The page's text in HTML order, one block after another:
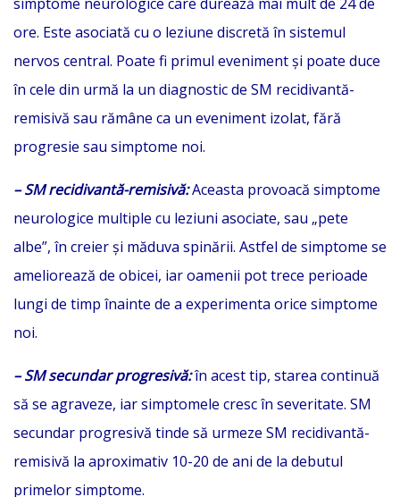
ore. Este asociată cu o leziune discretă în sistemul
nervos central. Poate fi primul eveniment și poate duce
în cele din urmă la un diagnostic de SM recidivantă-
remisivă sau rămâne ca un eveniment izolat, fără
progresie sau simptome noi.
– SM recidivantă-remisivă:Aceasta provoacă simptome
neurologice multiple cu leziuni asociate, sau „pete
albe”, în creier și măduva spinării. Astfel de simptome se
ameliorează de obicei, iar oamenii pot trece perioade
lungi de timp înainte de a experimenta orice simptome
noi.
– SM secundar progresivă:în acest tip, starea continuă
să se agraveze, iar simptomele cresc în severitate. SM
secundar progresivă tinde să urmeze SM recidivantă-
remisivă la aproximativ 10-20 de ani de la debutul
primelor simptome.